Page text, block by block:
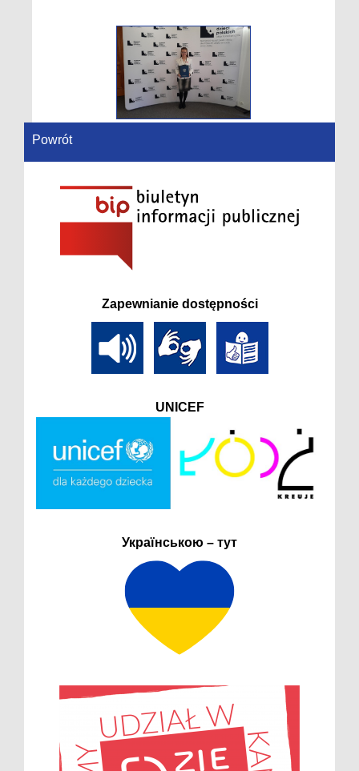
Powrót
Zapewnianie dostępności
UNICEF
Українською – тут